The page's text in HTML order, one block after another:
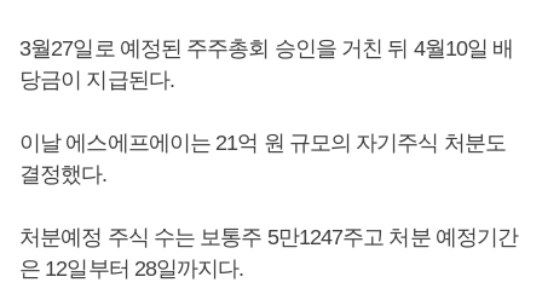
3월27일로 예정된 주주총회 승인을 거친 뒤 4월10일 배
당금이 지급된다.
이날 에스에프에이는 21억 원 규모의 자기주식 처분도
결정했다.
처분예정 주식 수는 보통주 5만1247주고 처분 예정기간
은 12일부터 28일까지다.